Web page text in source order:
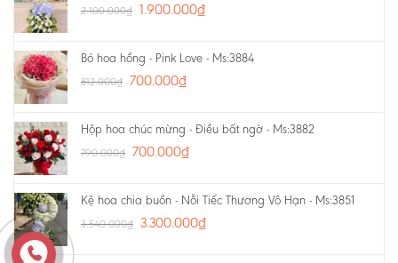
2.100.000₫ 1.900.000₫
Bó hoa hồng - Pink Love - Ms:3884
812.000₫ 700.000₫
Hộp hoa chúc mừng - Điều bất ngờ - Ms:3882
790.000₫ 700.000₫
Kệ hoa chia buồn - Nỗi Tiếc Thương Vô Hạn - Ms:3851
3.540.000₫ 3.300.000₫